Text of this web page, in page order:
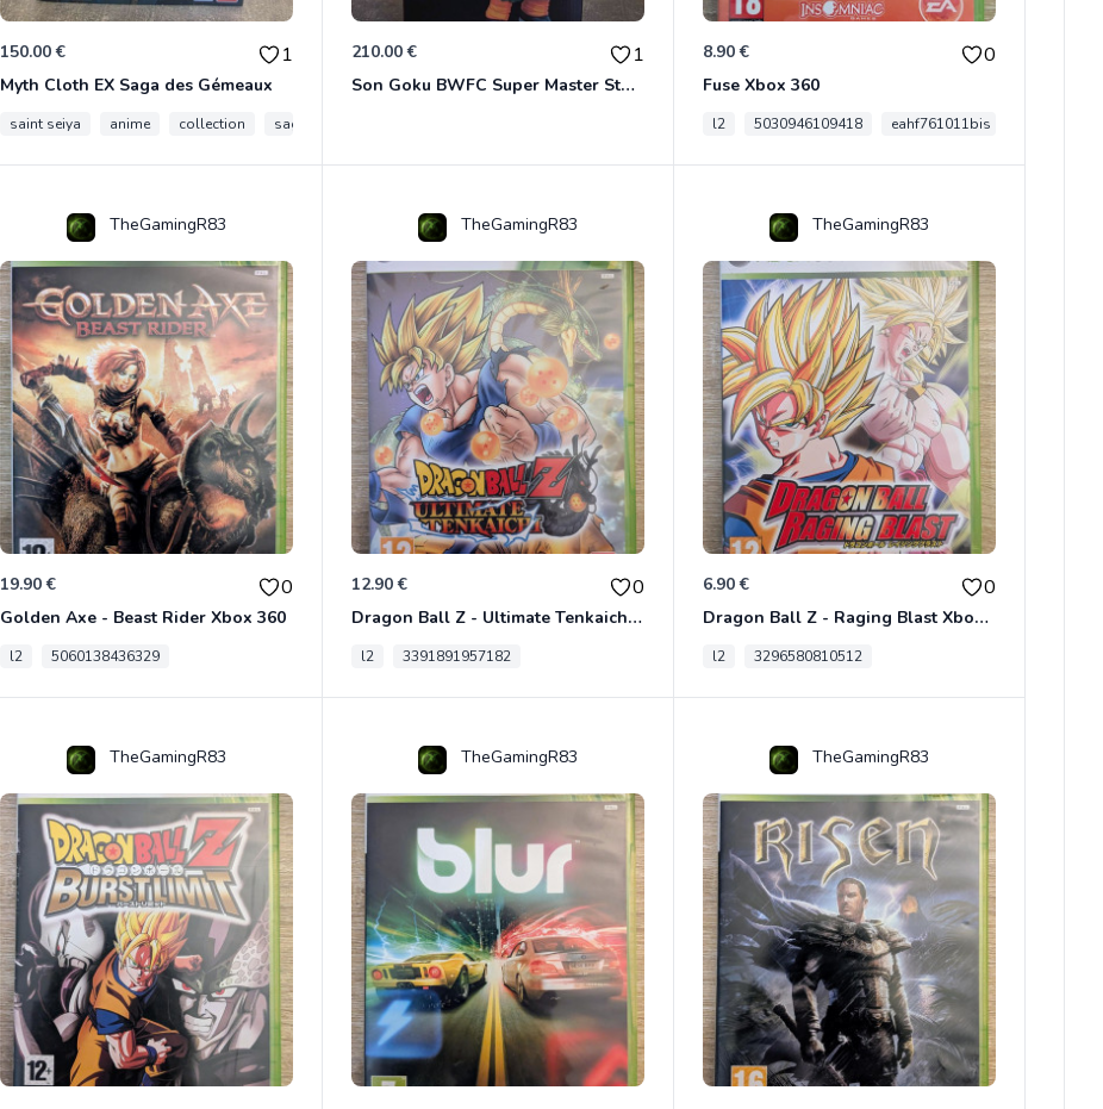
150.00 € 1
Myth Cloth EX Saga des Gémeaux
saint seiya anime collection saga des gemeaux
210.00 € 1
Son Goku BWFC Super Master Stars
8.90 € 0
Fuse Xbox 360
l2 5030946109418 eahf761011bis
TheGamingR83
19.90 € 0
Golden Axe - Beast Rider Xbox 360
l2 5060138436329
TheGamingR83
12.90 € 0
Dragon Ball Z - Ultimate Tenkaichi Xbox 360
l2 3391891957182
TheGamingR83
6.90 € 0
Dragon Ball Z - Raging Blast Xbox 360
l2 3296580810512
TheGamingR83 TheGamingR83 TheGamingR83